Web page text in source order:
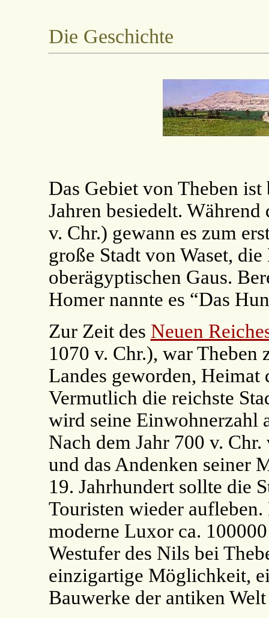
Die Geschichte
Das Gebiet von Theben
Jahren besiedelt. Während
v. Chr.) gewann es zum
große Stadt von Waset,
oberägyptischen Gaus.
Homer nannte es “Das
Zur Zeit des Neuen
1070 v. Chr.), war Theben
Landes geworden,
Vermutlich die reichste
wird seine Einwohnerzahl
Nach dem Jahr 700 v.
und das Andenken seiner
19. Jahrhundert sollte die
Touristen wieder
moderne Luxor ca.
Westufer des Nils bei
einzigartige Möglichkeit,
Bauwerke der antiken